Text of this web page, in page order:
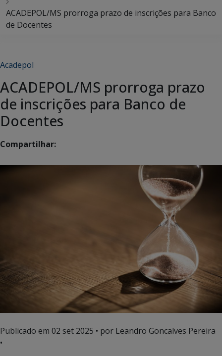
ACADEPOL/MS prorroga prazo de inscrições para Banco
de Docentes
Acadepol
ACADEPOL/MS prorroga prazo
de inscrições para Banco de
Docentes
Compartilhar:
Publicado em 02 set 2025 • por Leandro Goncalves Pereira
•